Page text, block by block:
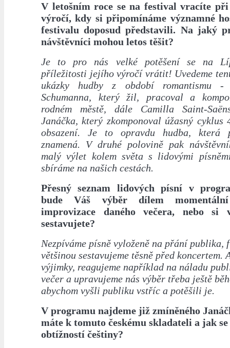
V letošním roce se na festival vracíte
výročí, kdy si připomínáme významné
festivalu doposud představili. Na jaký
návštěvníci mohou letos těšit?
Je to pro nás velké potěšení se na
příležitosti jejího výročí vrátit! Uvedeme
ukázky hudby z období romantismu -
Schumanna, který žil, pracoval a
rodném městě, dále Camilla Saint-
Janáčka, který zkomponoval úžasný cyklus
obsazení. Je to opravdu hudba, která
znamená. V druhé polovině pak
malý výlet kolem světa s lidovými
sbíráme na našich cestách.
Přesný seznam lidových písní v
bude Váš výběr dílem
improvizace daného večera, nebo si
sestavujete?
Nezpíváme písně vyloženě na přání publika,
většinou sestavujeme těsně před koncertem.
výjimky, reagujeme například na náladu
večer a upravujeme nás výběr třeba ještě
abychom vyšli publiku vstříc a potěšili je.
V programu najdeme již zmíněného
máte k tomuto českému skladateli a jak
obtížností češtiny?